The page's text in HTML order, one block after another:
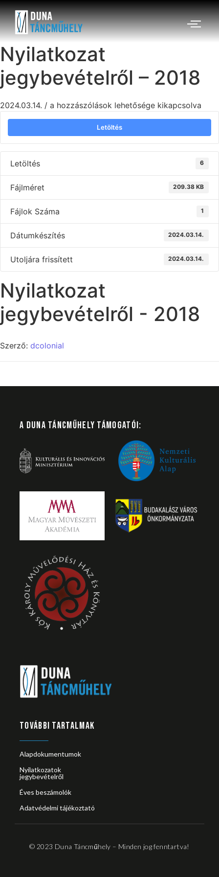
Nyilatkozat
jegybevételről – 2018
2024.03.14. / a hozzászólások lehetősége kikapcsolva
Letöltés
Letöltés 6
Fájlméret 209.38 KB
Fájlok Száma 1
Dátumkészítés 2024.03.14.
Utoljára frissített 2024.03.14.
Nyilatkozat
jegybevételről - 2018
Szerző: dcolonial
A DUNA TÁNCMŰHELY TÁMOGATÓI:
TOVÁBBI TARTALMAK
Alapdokumentumok
Nyilatkozatok
jegybevételről
Éves beszámolók
Adatvédelmi tájékoztató
© 2023 Duna Táncműhely – Minden jog fenntartva!